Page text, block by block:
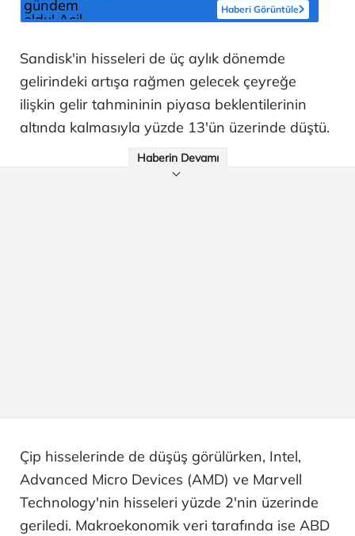
Haberi Görüntüle
Sandisk'in hisseleri de üç aylık dönemde
gelirindeki artışa rağmen gelecek çeyreğe
ilişkin gelir tahmininin piyasa beklentilerinin
altında kalmasıyla yüzde 13'ün üzerinde düştü.
Haberin Devamı
Çip hisselerinde de düşüş görülürken, Intel,
Advanced Micro Devices (AMD) ve Marvell
Technology'nin hisseleri yüzde 2'nin üzerinde
geriledi. Makroekonomik veri tarafında ise ABD